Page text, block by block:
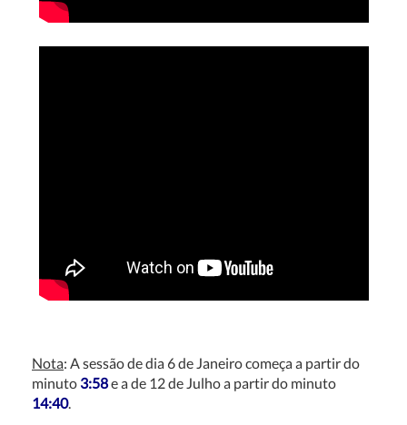
Nota: A sessão de dia 6 de Janeiro começa a partir do
minuto 3:58e a de 12 de Julho a partir do minuto
14:40.